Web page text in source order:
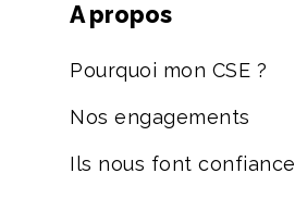
A propos
Pourquoi mon CSE ?
Nos engagements
Ils nous font confiance